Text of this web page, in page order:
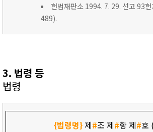
헌법재판소 1994. 7. 29. 선고 93
489).
3. 법령 등
법령
{법령명}제#조 제#항 제#호 (